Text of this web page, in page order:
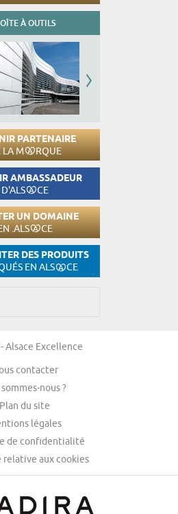
À OUTILS
PARTENAIRE
LA M RQUE
AMBASSADEUR
D'ALS CE
UN DOMAINE
.ALS CE
DES PRODUITS
EN ALS CE
Alsace Excellence
contacter
nous ?
Plan du site
légales
de confidentialité
aux cookies